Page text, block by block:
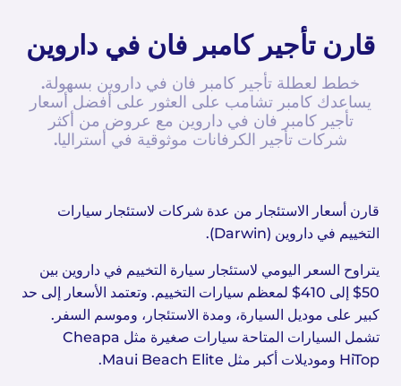
قارن تأجير كامبر فان في داروين
خطط لعطلة تأجير كامبر فان في داروين بسهولة.
يساعدك كامبر تشامب على العثور على أفضل أسعار
تأجير كامبر فان في داروين مع عروض من أكثر
شركات تأجير الكرفانات موثوقية في أستراليا.
قارن أسعار الاستئجار من عدة شركات لاستئجار سيارات
التخييم في داروين (Darwin).
يتراوح السعر اليومي لاستئجار سيارة التخييم في داروين بين
50$ إلى 410$ لمعظم سيارات التخييم. وتعتمد الأسعار إلى حد
كبير على موديل السيارة، ومدة الاستئجار، وموسم السفر.
تشمل السيارات المتاحة سيارات صغيرة مثل Cheapa
HiTop وموديلات أكبر مثل Maui Beach Elite.